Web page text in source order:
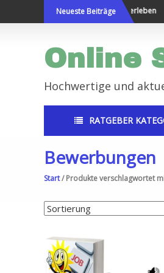
zum
Neueste Beiträge
Die Welt bereisen und Neues erleben
Online
Hochwertige und
RATGEBER
Bewerbungen
Start/ Produkte verschlagwortet